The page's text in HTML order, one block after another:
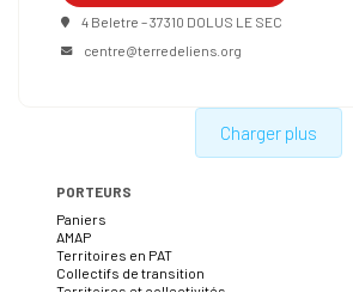
4 Beletre – 37310 DOLUS LE SEC
centre@terredeliens.org
Charger plus
PORTEURS